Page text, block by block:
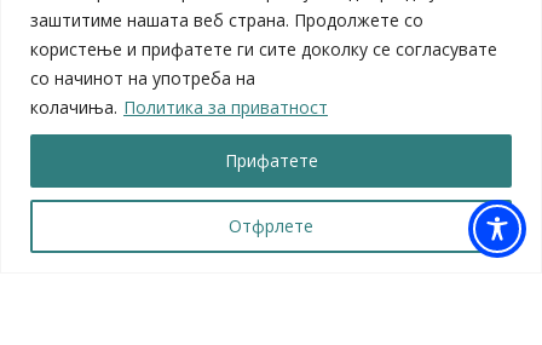
заштитиме нашата веб страна. Продолжете со
користење и прифатете ги сите доколку се согласувате
со начинот на употреба на
колачиња. Политика за приватност
Отфрлете
Прифатете
ЛБ „Гоце Делчев“
ЛУ „Народен Музеј“
Влада на Република Северна Македонија
Собрание на Република Северна Македонија
Министерство за финансии
Министерство за транспорт
Министерство за локална самоуправа
Министерство за дигитална трансформација
Министерство за јавна администрација
Министерство за образование и наука